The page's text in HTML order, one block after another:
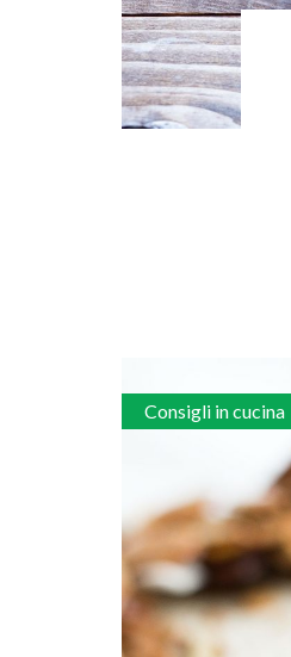
Consigli in cucina